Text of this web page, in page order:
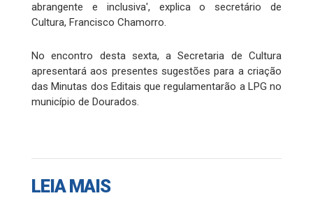
abrangente e inclusiva', explica o secretário de
Cultura, Francisco Chamorro.
No encontro desta sexta, a Secretaria de Cultura
apresentará aos presentes sugestões para a criação
das Minutas dos Editais que regulamentarão a LPG no
município de Dourados.
LEIA MAIS